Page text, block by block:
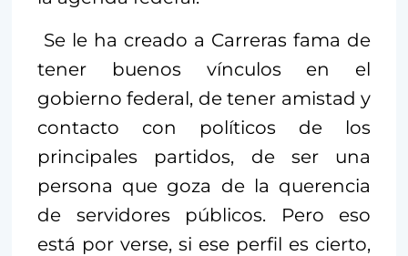
Se le ha creado a Carreras fama de
tener buenos vínculos en el
gobierno federal, de tener amistad y
contacto con políticos de los
principales partidos, de ser una
persona que goza de la querencia
de servidores públicos. Pero eso
está por verse, si ese perfil es cierto,